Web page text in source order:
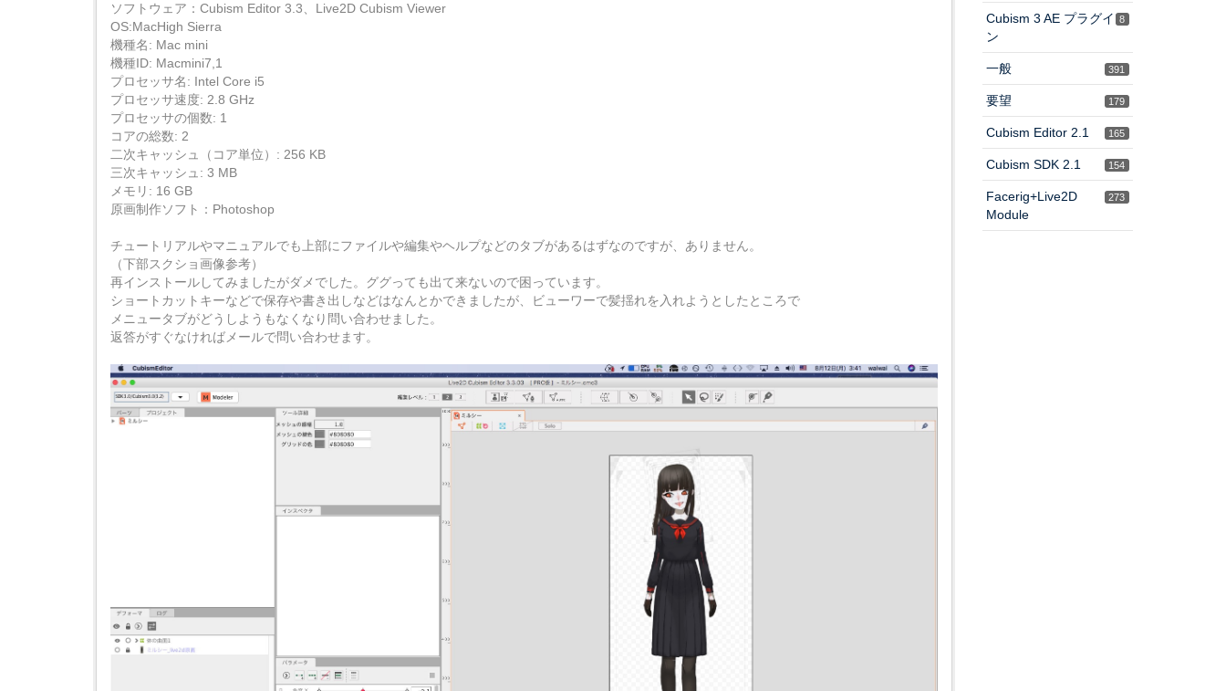
ソフトウェア：Cubism Editor 3.3、Live2D Cubism Viewer
OS:MacHigh Sierra
機種名: Mac mini
機種ID: Macmini7,1
プロセッサ名: Intel Core i5
プロセッサ速度: 2.8 GHz
プロセッサの個数: 1
コアの総数: 2
二次キャッシュ（コア単位）: 256 KB
三次キャッシュ: 3 MB
メモリ: 16 GB
原画制作ソフト：Photoshop
チュートリアルやマニュアルでも上部にファイルや編集やヘルプなどのタブがあるはずなのですが、ありません。
（下部スクショ画像参考）
再インストールしてみましたがダメでした。ググっても出て来ないので困っています。
ショートカットキーなどで保存や書き出しなどはなんとかできましたが、ビューワーで髪揺れを入れようとしたところで
メニュータブがどうしようもなくなり問い合わせました。
返答がすぐなければメールで問い合わせます。
8
Cubism 3 AE プラグイ
ン
391
一般
179
要望
165
Cubism Editor 2.1
154
Cubism SDK 2.1
273
Facerig+Live2D
Module